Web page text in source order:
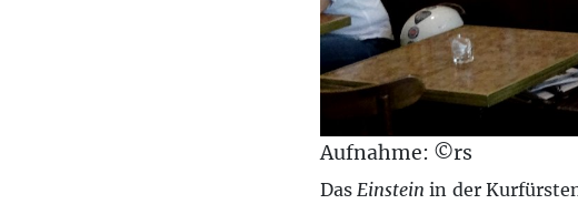
Aufnahme: ©rs
Das Einstein in der